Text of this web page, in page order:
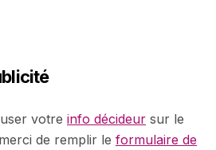
votre info décideur sur le
de remplir le formulaire de